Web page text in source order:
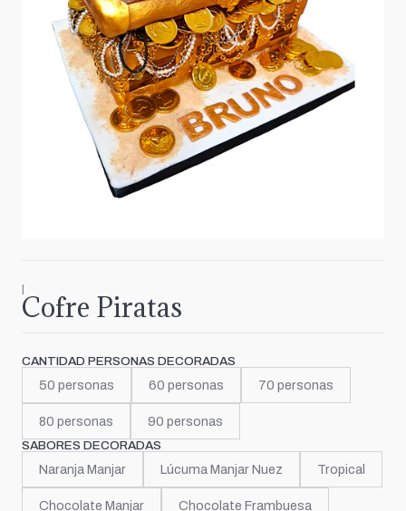
|
Cofre Piratas
CANTIDAD PERSONAS DECORADAS
50 personas 60 personas 70 personas
80 personas 90 personas
SABORES DECORADAS
Naranja Manjar Lúcuma Manjar Nuez Tropical
Chocolate Manjar Chocolate Frambuesa